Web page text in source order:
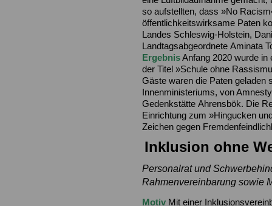
so aufstellten, dass »No
öffentlichkeitswirksame Paten
Landes Schleswig-Holstein,
Landtagsabgeordnete Aminata
ErgebnisAnfang 2020 wurde in
der Titel »Schule ohne
Gäste waren die Paten geladen
Innenministeriums, von
Gedenkstätte Ahrensbök. Die
Einrichtung zum »Hingucken
Zeichen gegen
Inklusion ohne
Personalrat und
Rahmenvereinbarung sowie
Motiv Mit einer